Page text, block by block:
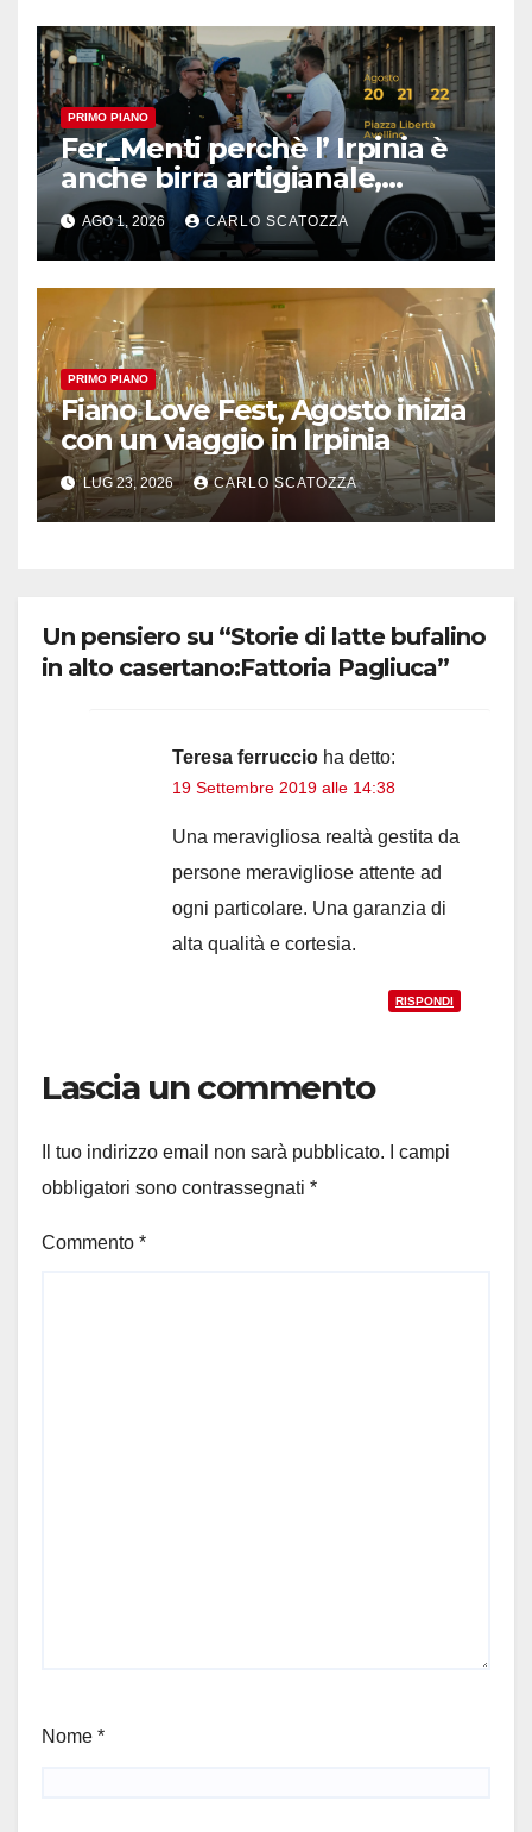
PRIMO PIANO
Fer_Menti perchè l’ Irpinia è
anche birra artigianale,
appuntamento ad Avellino
AGO 1, 2026 CARLO SCATOZZA
PRIMO PIANO
Fiano Love Fest, Agosto inizia
con un viaggio in Irpinia
LUG 23, 2026 CARLO SCATOZZA
Un pensiero su “Storie di latte bufalino
in alto casertano:Fattoria Pagliuca”
Teresa ferruccio ha detto:
19 Settembre 2019 alle 14:38
Una meravigliosa realtà gestita da
persone meravigliose attente ad
ogni particolare. Una garanzia di
alta qualità e cortesia.
RISPONDI
Lascia un commento
Il tuo indirizzo email non sarà pubblicato.
I campi
obbligatori sono contrassegnati *
Commento *
Nome *